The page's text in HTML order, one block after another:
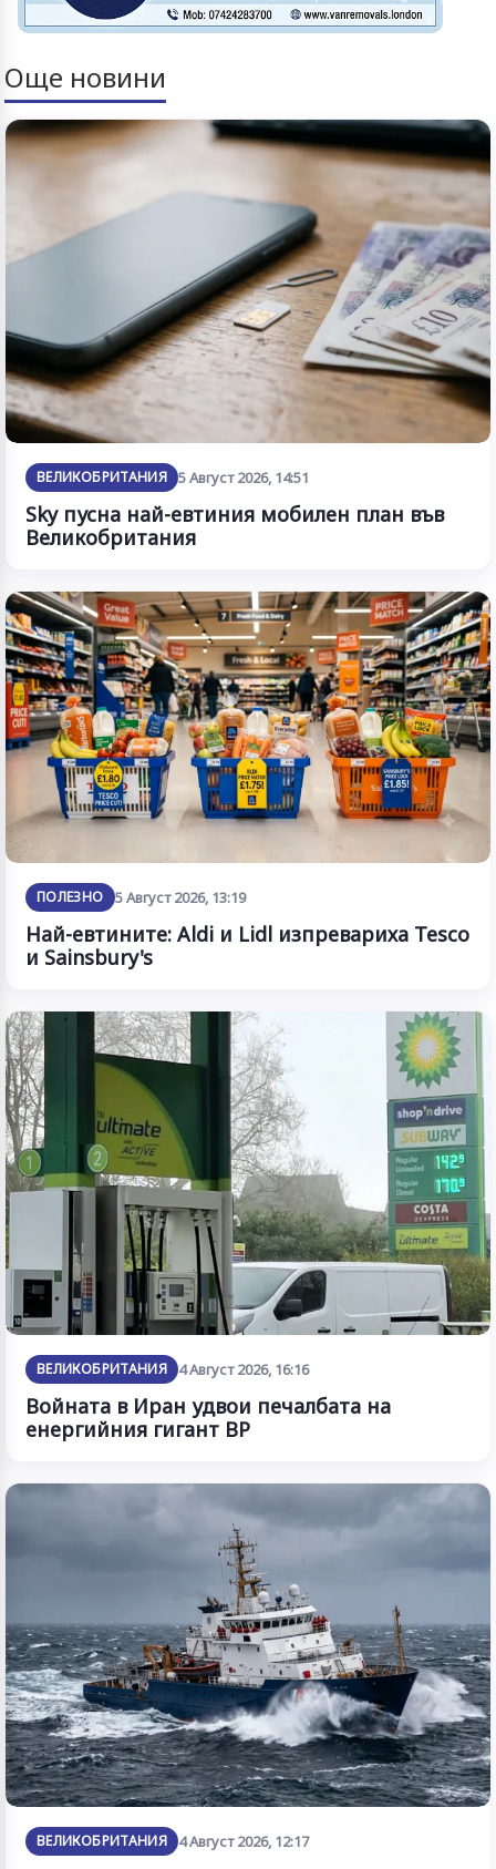
Още новини
ВЕЛИКОБРИТАНИЯ 5 Август 2026, 14:51
Sky пусна най-евтиния мобилен план във
Великобритания
ПОЛЕЗНО 5 Август 2026, 13:19
Най-евтините: Aldi и Lidl изпревариха Tesco
и Sainsbury's
ВЕЛИКОБРИТАНИЯ 4 Август 2026, 16:16
Войната в Иран удвои печалбата на
енергийния гигант BP
ВЕЛИКОБРИТАНИЯ 4 Август 2026, 12:17